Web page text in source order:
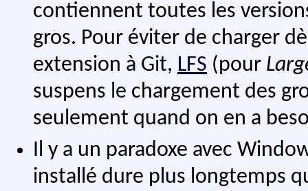
contiennent toutes les
gros. Pour éviter de charger
extension à Git, LFS (pour
suspens le chargement des
seulement quand on en a
Il y a un paradoxe avec
installé dure plus longtemps